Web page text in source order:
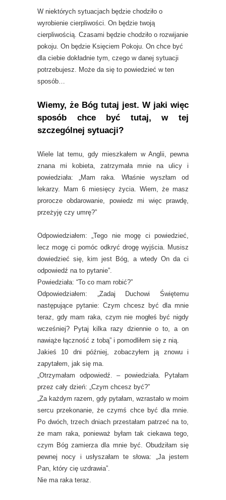
W niektórych sytuacjach będzie chodziło o
wyrobienie cierpliwości. On będzie twoją
cierpliwością. Czasami będzie chodziło o rozwijanie
pokoju. On będzie Księciem Pokoju. On chce być
dla ciebie dokładnie tym, czego w danej sytuacji
potrzebujesz. Może da się to powiedzieć w ten
sposób…
Wiemy, że Bóg tutaj jest. W jaki więc
sposób chce być tutaj, w tej
szczególnej sytuacji?
Wiele lat temu, gdy mieszkałem w Anglii, pewna
znana mi kobieta, zatrzymała mnie na ulicy i
powiedziała: „Mam raka. Właśnie wyszłam od
lekarzy. Mam 6 miesięcy życia. Wiem, że masz
prorocze obdarowanie, powiedz mi więc prawdę,
przeżyję czy umrę?”
Odpowiedziałem: „Tego nie mogę ci powiedzieć,
lecz mogę ci pomóc odkryć drogę wyjścia. Musisz
dowiedzieć się, kim jest Bóg, a wtedy On da ci
odpowiedź na to pytanie”.
Powiedziała: “To co mam robić?”
Odpowiedziałem: „Zadaj Duchowi Świętemu
następujące pytanie: Czym chcesz być dla mnie
teraz, gdy mam raka, czym nie mogłeś być nigdy
wcześniej? Pytaj kilka razy dziennie o to, a on
nawiąże łączność z tobą” i pomodliłem się z nią.
Jakieś 10 dni później, zobaczyłem ją znowu i
zapytałem, jak się ma.
„Otrzymałam odpowiedź. – powiedziała. Pytałam
przez cały dzień: „Czym chcesz być?”
„Za każdym razem, gdy pytałam, wzrastało w moim
sercu przekonanie, że czymś chce być dla mnie.
Po dwóch, trzech dniach przestałam patrzeć na to,
że mam raka, ponieważ byłam tak ciekawa tego,
czym Bóg zamierza dla mnie być. Obudziłam się
pewnej nocy i usłyszałam te słowa: „Ja jestem
Pan, który cię uzdrawia”.
Nie ma raka teraz.